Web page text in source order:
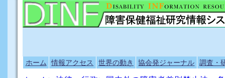
ホーム 情報アクセス 世界の動き 協会発ジャーナル 調査・